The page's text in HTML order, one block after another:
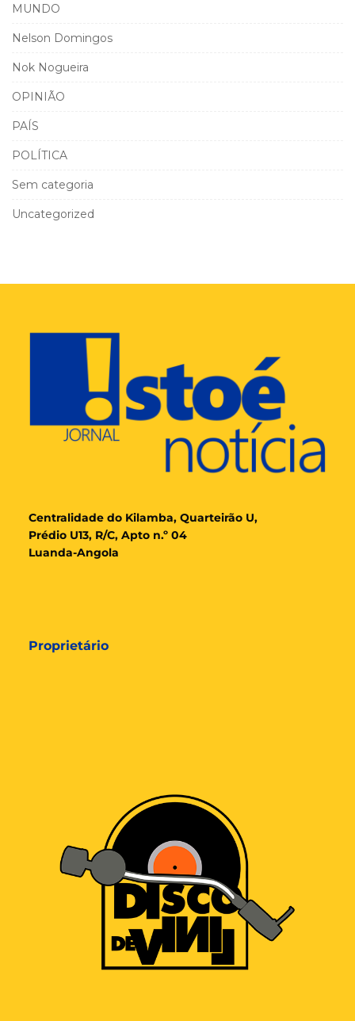
MUNDO
Nelson Domingos
Nok Nogueira
OPINIÃO
PAÍS
POLÍTICA
Sem categoria
Uncategorized
Centralidade do Kilamba, Quarteirão U,
Prédio U13, R/C, Apto n.º 04
Luanda-Angola
Proprietário